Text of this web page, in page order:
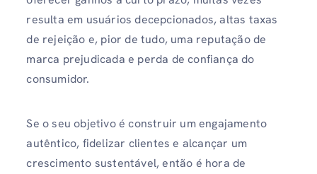
resulta em usuários decepcionados, altas taxas
de rejeição e, pior de tudo, uma reputação de
marca prejudicada e perda de confiança do
consumidor.
Se o seu objetivo é construir um engajamento
autêntico, fidelizar clientes e alcançar um
crescimento sustentável, então é hora de